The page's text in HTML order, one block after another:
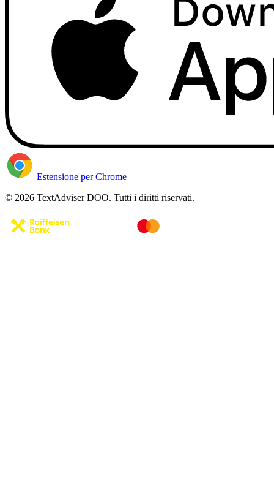
Estensione per Chrome
© 2026 TextAdviser DOO. Tutti i diritti riservati.